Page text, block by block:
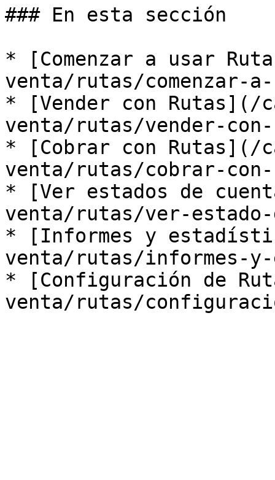
### En esta sección
* [Comenzar a usar
venta/rutas/comenzar-
* [Vender con Rutas](/
venta/rutas/vender-
* [Cobrar con Rutas](/
venta/rutas/cobrar-
* [Ver estados de
venta/rutas/ver-estado-
* [Informes y
venta/rutas/informes-
* [Configuración de